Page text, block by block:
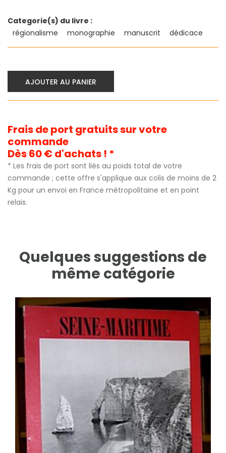
Categorie(s) du livre :
régionalisme
monographie manuscrit dédicace
AJOUTER AU PANIER
Frais de port gratuits sur votre
commande
Dès 60 € d'achats ! *
* Les frais de port sont liés au poids total de votre
commande ; cette offre s'applique aux colis de moins de 2
Kg pour un envoi en France métropolitaine et en point
relais.
Quelques suggestions de
même catégorie